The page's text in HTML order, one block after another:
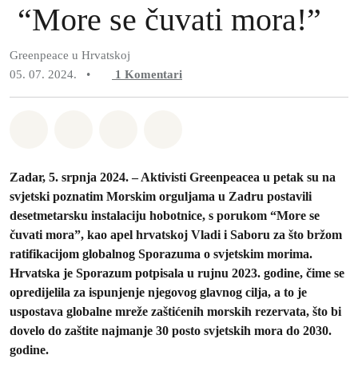
“More se čuvati mora!”
Greenpeace u Hrvatskoj
05. 07. 2024.
• 1 Komentari
Zadar, 5. srpnja 2024. – Aktivisti Greenpeacea u petak su na
svjetski poznatim Morskim orguljama u Zadru postavili
desetmetarsku instalaciju hobotnice, s porukom “More se
čuvati mora”, kao apel hrvatskoj Vladi i Saboru za što bržom
ratifikacijom globalnog Sporazuma o svjetskim morima.
Hrvatska je Sporazum potpisala u rujnu 2023. godine, čime se
opredijelila za ispunjenje njegovog glavnog cilja, a to je
uspostava globalne mreže zaštićenih morskih rezervata, što bi
dovelo do zaštite najmanje 30 posto svjetskih mora do 2030.
godine.